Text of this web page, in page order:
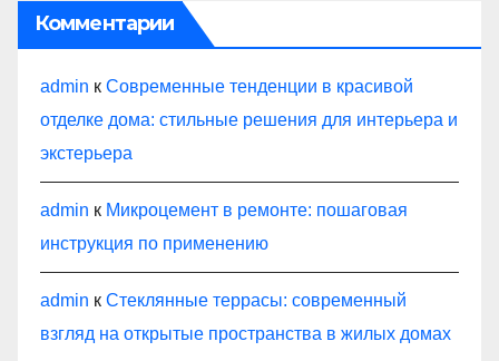
Комментарии
admin к Современные тенденции в красивой
отделке дома: стильные решения для интерьера и
экстерьера
admin к Микроцемент в ремонте: пошаговая
инструкция по применению
admin к Стеклянные террасы: современный
взгляд на открытые пространства в жилых домах